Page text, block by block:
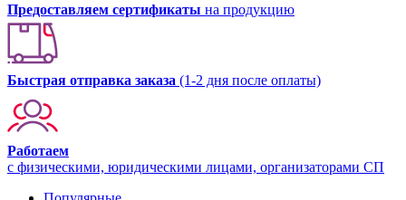
Предоставляем сертификаты на продукцию
Быстрая отправка заказа (1-2 дня после оплаты)
Работаем
с физическими, юридическими лицами, организаторами СП